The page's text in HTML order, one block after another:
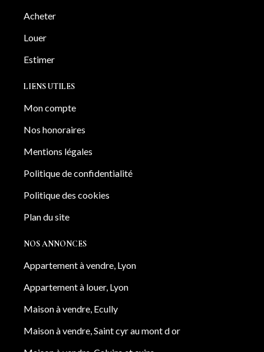
Acheter
Louer
Estimer
LIENS UTILES
Mon compte
Nos honoraires
Mentions légales
Politique de confidentialité
Politique des cookies
Plan du site
NOS ANNONCES
Appartement à vendre, Lyon
Appartement à louer, Lyon
Maison à vendre, Ecully
Maison à vendre, Saint cyr au mont d or